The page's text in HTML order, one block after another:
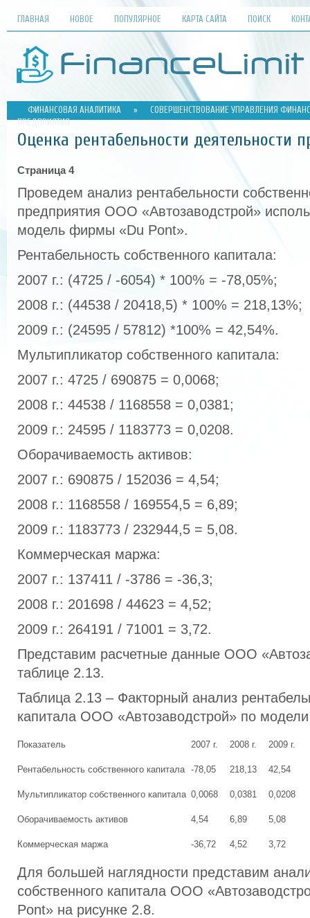
ГЛАВНАЯ НОВОЕ ПОПУЛЯРНОЕ КАРТА САЙТА ПОИСК
ФИНАНСОВАЯ АНАЛИТИКА »
СОВЕРШЕНСТВОВАНИЕ УПРАВЛЕНИЯ
ПРЕДПРИЯТИЯ
Оценка рентабельности деятельности
Страница 4
Проведем анализ рентабельности
предприятия ООО «Автозаводстрой»
модель фирмы «Du Pont».
Рентабельность собственного капитала:
2007 г.: (4725 / -6054) * 100% = -78,05%;
2008 г.: (44538 / 20418,5) * 100% = 218,13%;
2009 г.: (24595 / 57812) *100% = 42,54%.
Мультипликатор собственного капитала:
2007 г.: 4725 / 690875 = 0,0068;
2008 г.: 44538 / 1168558 = 0,0381;
2009 г.: 24595 / 1183773 = 0,0208.
Оборачиваемость активов:
2007 г.: 690875 / 152036 = 4,54;
2008 г.: 1168558 / 169554,5 = 6,89;
2009 г.: 1183773 / 232944,5 = 5,08.
Коммерческая маржа:
2007 г.: 137411 / -3786 = -36,3;
2008 г.: 201698 / 44623 = 4,52;
2009 г.: 264191 / 71001 = 3,72.
Представим расчетные данные ООО
таблице 2.13.
Таблица 2.13 – Факторный анализ
капитала ООО «Автозаводстрой» по
Показатель 2007 г. 2008 г. 2009 г.
Рентабельность собственного капитала -78,05 218,13 42,54
Мультипликатор собственного капитала 0,0068 0,0381 0,0208
Оборачиваемость активов 4,54 6,89 5,08
Коммерческая маржа -36,72 4,52 3,72
Для большей наглядности представим
собственного капитала ООО
Pont» на рисунке 2.8.